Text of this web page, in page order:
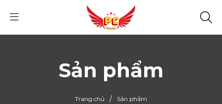
Sản phẩm
Trang chủ / Sản phẩm